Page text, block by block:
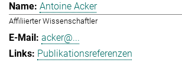
Antoine Acker
Affiliierter Wissenschaftler
acker@...
Publikationsreferenzen